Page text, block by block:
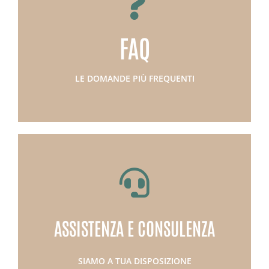
FAQ
LE DOMANDE PIÙ FREQUENTI
APPROFONDISCI
Domande e risposte sulla gestione delle
strade vicinali
SCOPRI DI PIU'
ASSISTENZA E CONSULENZA
SIAMO A TUA DISPOSIZIONE
CONTATTACI
Compila il form e sarai ricontattato dai nostri
esperti
SCOPRI DI PIU'